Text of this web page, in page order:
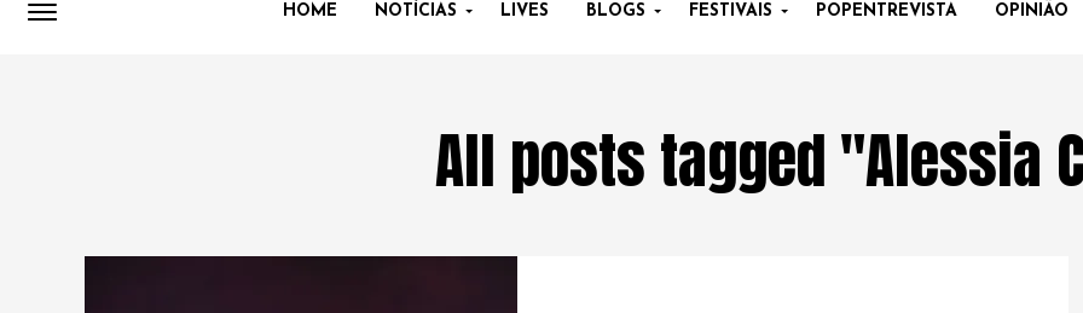
HOME NOTÍCIAS LIVES BLOGS FESTIVAIS POPENTREVISTA OPINIÃO
All posts tagged "Alessia